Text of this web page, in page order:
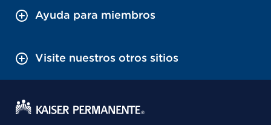
Ayuda para miembros
Visite nuestros otros sitios